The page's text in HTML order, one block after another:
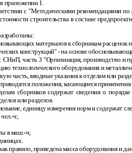
приложении 1.
с "Методическими рекомендациями
строительства в составе
материалов к сборникам
конструкций"-на основе
СНиП, часть 3 "Организация, производство и
технологического оборудования и
часть, вводные указания к отделам или
положения, касающиеся
сборников содержат сведения о
или разделов.
единицу измерения норм и содержат
ч;
в маш.-ч;
правило, приведена масса оборудования и